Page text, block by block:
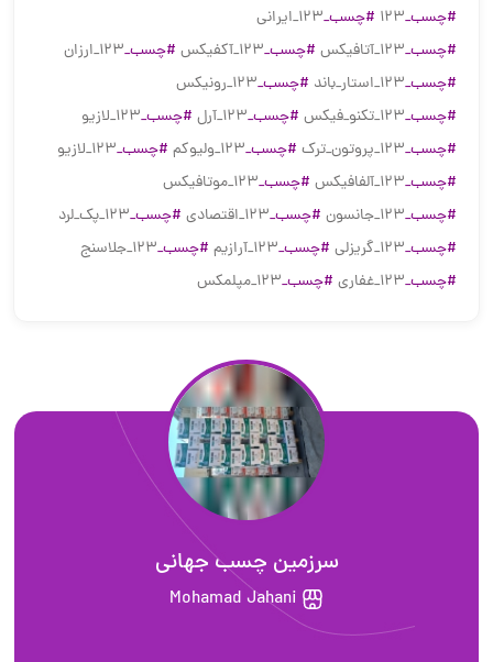
#چسب_۱۲۳ #چسب_۱۲۳_ایرانی
#چسب_۱۲۳_آتافیکس #چسب_۱۲۳_آکفیکس #چسب_۱۲۳_ارزان
#چسب_۱۲۳_استار_باند #چسب_۱۲۳_رونیکس
#چسب_۱۲۳_تکنو_فیکس #چسب_۱۲۳_آرل #چسب_۱۲۳_لازیو
#چسب_۱۲۳_پروتون_ترک #چسب_۱۲۳_ولیوکم #چسب_۱۲۳_لازیو
#چسب_۱۲۳_آلفافیکس #چسب_۱۲۳_موتافیکس
#چسب_۱۲۳_جانسون #چسب_۱۲۳_اقتصادی #چسب_۱۲۳_پک_لرد
#چسب_۱۲۳_گریزلی #چسب_۱۲۳_آرازیم #چسب_۱۲۳_جلاسنج
#چسب_۱۲۳_غفاری #چسب_۱۲۳_مپلمکس
سرزمین چسب جهانی
Mohamad Jahani